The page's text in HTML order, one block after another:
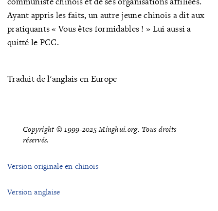
Ayant appris les faits, un autre jeune chinois a dit aux
pratiquants « Vous êtes formidables ! » Lui aussi a
quitté le PCC.
Traduit de l'anglais en Europe
Copyright © 1999-2025 Minghui.org. Tous droits
réservés.
Version originale en chinois
Version anglaise